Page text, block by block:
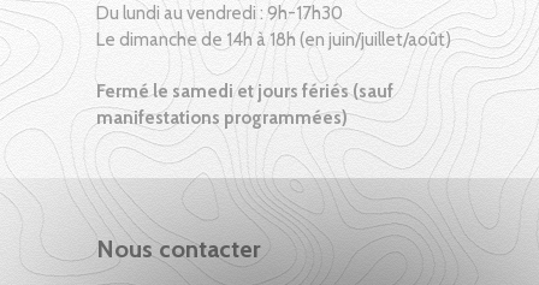
Du lundi au vendredi : 9h-17h30
Le dimanche de 14h à 18h (en juin/juillet/août)
Fermé le samedi et jours fériés (sauf
manifestations programmées)
Nous contacter